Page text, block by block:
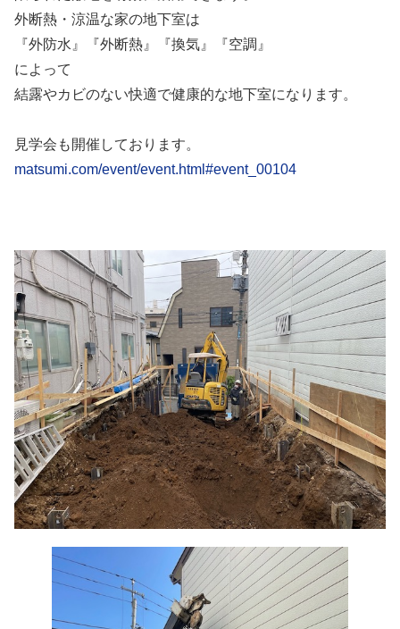
外断熱・涼温な家の地下室は
『外防水』『外断熱』『換気』『空調』
によって
結露やカビのない快適で健康的な地下室になります。
見学会も開催しております。
matsumi.com/event/event.html#event_00104